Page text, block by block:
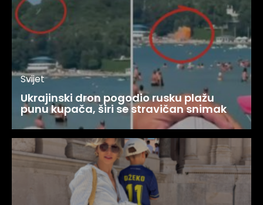
Svijet
Ukrajinski dron pogodio rusku plažu
punu kupača, širi se stravičan snimak